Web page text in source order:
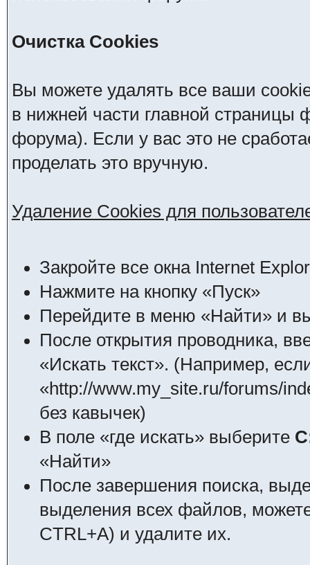
Очистка Cookies
Вы можете удалять все ваши
в нижней части главной страницы
форума). Если у вас это не
проделать это вручную.
Удаление Cookies для
Закройте все окна Internet
Нажмите на кнопку «Пуск»
Перейдите в меню «Найти» и
После открытия проводника,
«Искать текст». (Например,
«http://www.my_site.ru/forums/
без кавычек)
В поле «где искать» выберите
«Найти»
После завершения поиска,
выделения всех файлов,
CTRL+A) и удалите их.